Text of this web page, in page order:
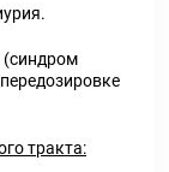
(синдром
тракта: